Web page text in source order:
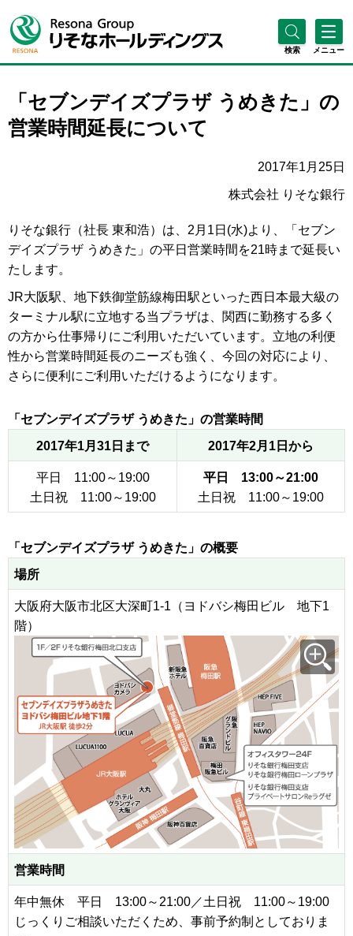
検索 メニュー
「セブンデイズプラザ うめきた」の
営業時間延長について
2017年1月25日
株式会社 りそな銀行
りそな銀行（社長 東和浩）は、2月1日(水)より、「セブン
デイズプラザ うめきた」の平日営業時間を21時まで延長い
たします。
JR大阪駅、地下鉄御堂筋線梅田駅といった西日本最大級の
ターミナル駅に立地する当プラザは、関西に勤務する多く
の方から仕事帰りにご利用いただいています。立地の利便
性から営業時間延長のニーズも強く、今回の対応により、
さらに便利にご利用いただけるようになります。
「セブンデイズプラザ うめきた」の営業時間
2017年1月31日まで
2017年2月1日から
平日 11:00～19:00
土日祝 11:00～19:00
平日 13:00～21:00
土日祝 11:00～19:00
「セブンデイズプラザ うめきた」の概要
場所
大阪府大阪市北区大深町1-1（ヨドバシ梅田ビル 地下1
階）
営業時間
年中無休 平日 13:00～21:00／土日祝 11:00～19:00
じっくりご相談いただくため、事前予約制としておりま